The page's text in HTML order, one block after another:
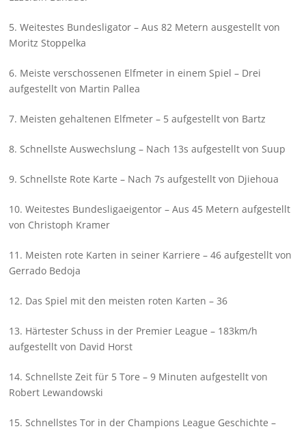
5. Weitestes Bundesligator – Aus 82 Metern ausgestellt von
Moritz Stoppelka
6. Meiste verschossenen Elfmeter in einem Spiel – Drei
aufgestellt von Martin Pallea
7. Meisten gehaltenen Elfmeter – 5 aufgestellt von Bartz
8. Schnellste Auswechslung – Nach 13s aufgestellt von Suup
9. Schnellste Rote Karte – Nach 7s aufgestellt von Djiehoua
10. Weitestes Bundesligaeigentor – Aus 45 Metern aufgestellt
von Christoph Kramer
11. Meisten rote Karten in seiner Karriere – 46 aufgestellt von
Gerrado Bedoja
12. Das Spiel mit den meisten roten Karten – 36
13. Härtester Schuss in der Premier League – 183km/h
aufgestellt von David Horst
14. Schnellste Zeit für 5 Tore – 9 Minuten aufgestellt von
Robert Lewandowski
15. Schnellstes Tor in der Champions League Geschichte –